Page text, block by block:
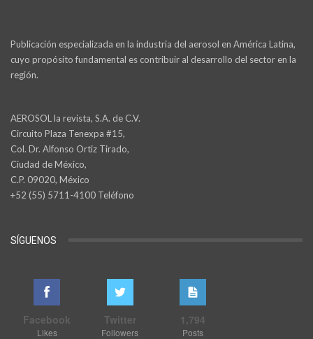
Publicación especializada en la industria del aerosol en América Latina,
cuyo propósito fundamental es contribuir al desarrollo del sector en la
región.
AEROSOL la revista, S.A. de C.V.
Circuito Plaza Tenexpa #15,
Col. Dr. Alfonso Ortiz Tirado,
Ciudad de México,
C.P. 09020, México
+52 (55) 5711-4100 Teléfono
SÍGUENOS
Facebook
Likes
Twitter
Followers
1,794
Posts